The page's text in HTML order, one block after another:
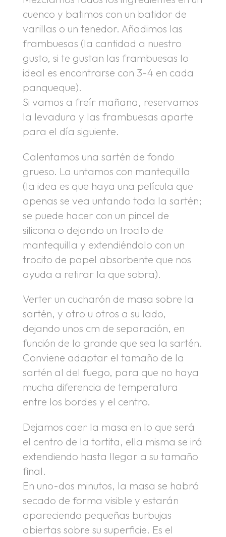
cuenco y batimos con un batidor de
varillas o un tenedor. Añadimos las
frambuesas (la cantidad a nuestro
gusto, si te gustan las frambuesas lo
ideal es encontrarse con 3-4 en cada
panqueque).
Si vamos a freír mañana, reservamos
la levadura y las frambuesas aparte
para el día siguiente.
Calentamos una sartén de fondo
grueso. La untamos con mantequilla
(la idea es que haya una película que
apenas se vea untando toda la sartén;
se puede hacer con un pincel de
silicona o dejando un trocito de
mantequilla y extendiéndolo con un
trocito de papel absorbente que nos
ayuda a retirar la que sobra).
Verter un cucharón de masa sobre la
sartén, y otro u otros a su lado,
dejando unos cm de separación, en
función de lo grande que sea la sartén.
Conviene adaptar el tamaño de la
sartén al del fuego, para que no haya
mucha diferencia de temperatura
entre los bordes y el centro.
Dejamos caer la masa en lo que será
el centro de la tortita, ella misma se irá
extendiendo hasta llegar a su tamaño
final.
En uno-dos minutos, la masa se habrá
secado de forma visible y estarán
apareciendo pequeñas burbujas
abiertas sobre su superficie. Es el